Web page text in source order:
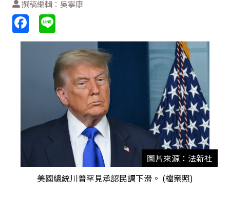
撰稿編輯：吳寧康
圖片來源：法新社
美國總統川普罕見承認民調下滑。 (檔案照)